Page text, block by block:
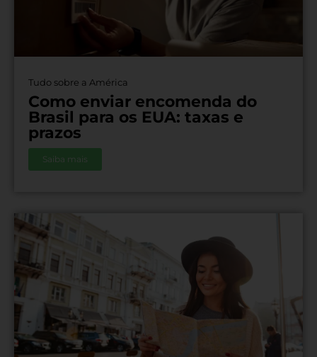
Tudo sobre a América
Como enviar encomenda do
Brasil para os EUA: taxas e
prazos
Saiba mais